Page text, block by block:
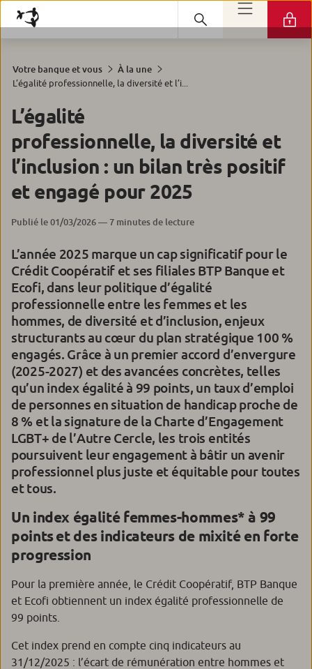
Votre banque et vous
À la une
L’égalité professionnelle, la diversité et l’i...
L’égalité
professionnelle, la diversité et
l’inclusion : un bilan très positif
et engagé pour 2025
Publié le 01/03/2026 — 7 minutes de lecture
L’année 2025 marque un cap significatif pour le
Crédit Coopératif et ses filiales BTP Banque et
Ecofi, dans leur politique d’égalité
professionnelle entre les femmes et les
hommes, de diversité et d’inclusion, enjeux
structurants au cœur du plan stratégique 100 %
engagés. Grâce à un premier accord d’envergure
(2025-2027) et des avancées concrètes, telles
qu’un index égalité à 99 points, un taux d’emploi
de personnes en situation de handicap proche de
8 % et la signature de la Charte d’Engagement
LGBT+ de l’Autre Cercle, les trois entités
poursuivent leur engagement à bâtir un avenir
professionnel plus juste et équitable pour toutes
et tous.
Un index égalité femmes-hommes* à 99
points et des indicateurs de mixité en forte
progression
Pour la première année, le Crédit Coopératif, BTP Banque
et Ecofi obtiennent un index égalité professionnelle de
99 points.
Cet index prend en compte cinq indicateurs au
31/12/2025 : l’écart de rémunération entre hommes et